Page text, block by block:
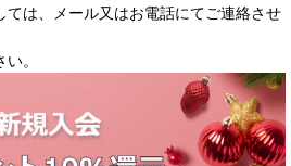
ては、メール又はお電話にてご連絡させ
。